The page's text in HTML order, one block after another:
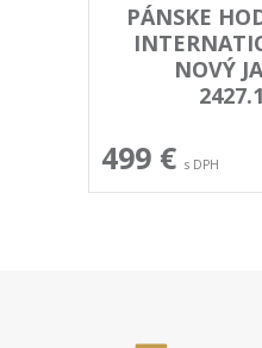
PÁNSKE
NOVÝ
499 € s DPH